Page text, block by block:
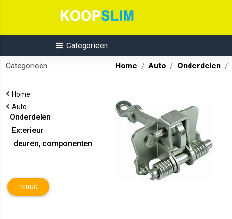
Categorieën
Categorieën
Home
Auto
Onderdelen
Exterieur
deuren, componenten
TERUG
Home Auto Onderdelen